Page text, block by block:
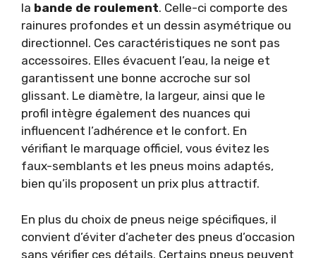
la bande de roulement. Celle-ci comporte des
rainures profondes et un dessin asymétrique ou
directionnel. Ces caractéristiques ne sont pas
accessoires. Elles évacuent l’eau, la neige et
garantissent une bonne accroche sur sol
glissant. Le diamètre, la largeur, ainsi que le
profil intègre également des nuances qui
influencent l’adhérence et le confort. En
vérifiant le marquage officiel, vous évitez les
faux-semblants et les pneus moins adaptés,
bien qu’ils proposent un prix plus attractif.
En plus du choix de pneus neige spécifiques, il
convient d’éviter d’acheter des pneus d’occasion
sans vérifier ces détails. Certains pneus peuvent